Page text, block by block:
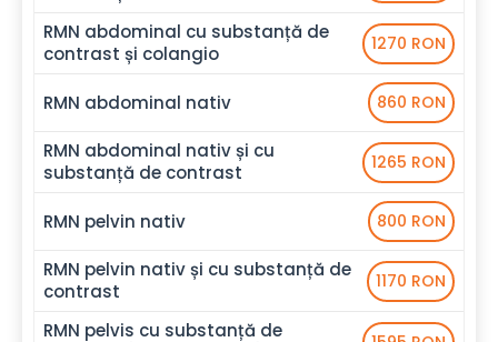
RMN abdominal cu substanță de
contrast și colangio
1270 RON
RMN abdominal nativ 860 RON
RMN abdominal nativ și cu
substanță de contrast
1265 RON
RMN pelvin nativ 800 RON
RMN pelvin nativ și cu substanță de
contrast
1170 RON
RMN pelvis cu substanță de